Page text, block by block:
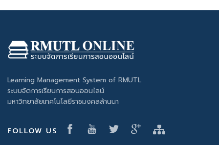
Learning Management System of RMUTL
ระบบจัดการเรียนการสอนออนไลน์
มหาวิทยาลัยเทคโนโลยีราชมงคลล้านนา
FOLLOW US